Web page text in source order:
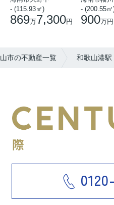
- (115.93㎡)
869万7,300円
- (200.55㎡
900万円
市の不動産一覧 和歌山港駅